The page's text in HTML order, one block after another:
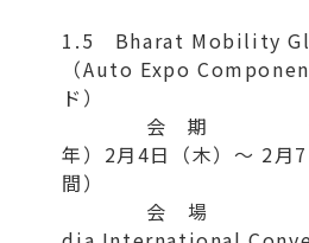
1.5 Bharat Mobility
（Auto Expo
ド）
会 期 令和9
年）2月4日（木）～ 2
間）
会 場